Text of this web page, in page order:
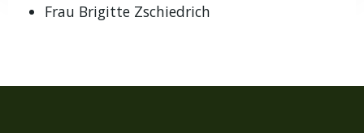
Frau Brigitte Zschiedrich